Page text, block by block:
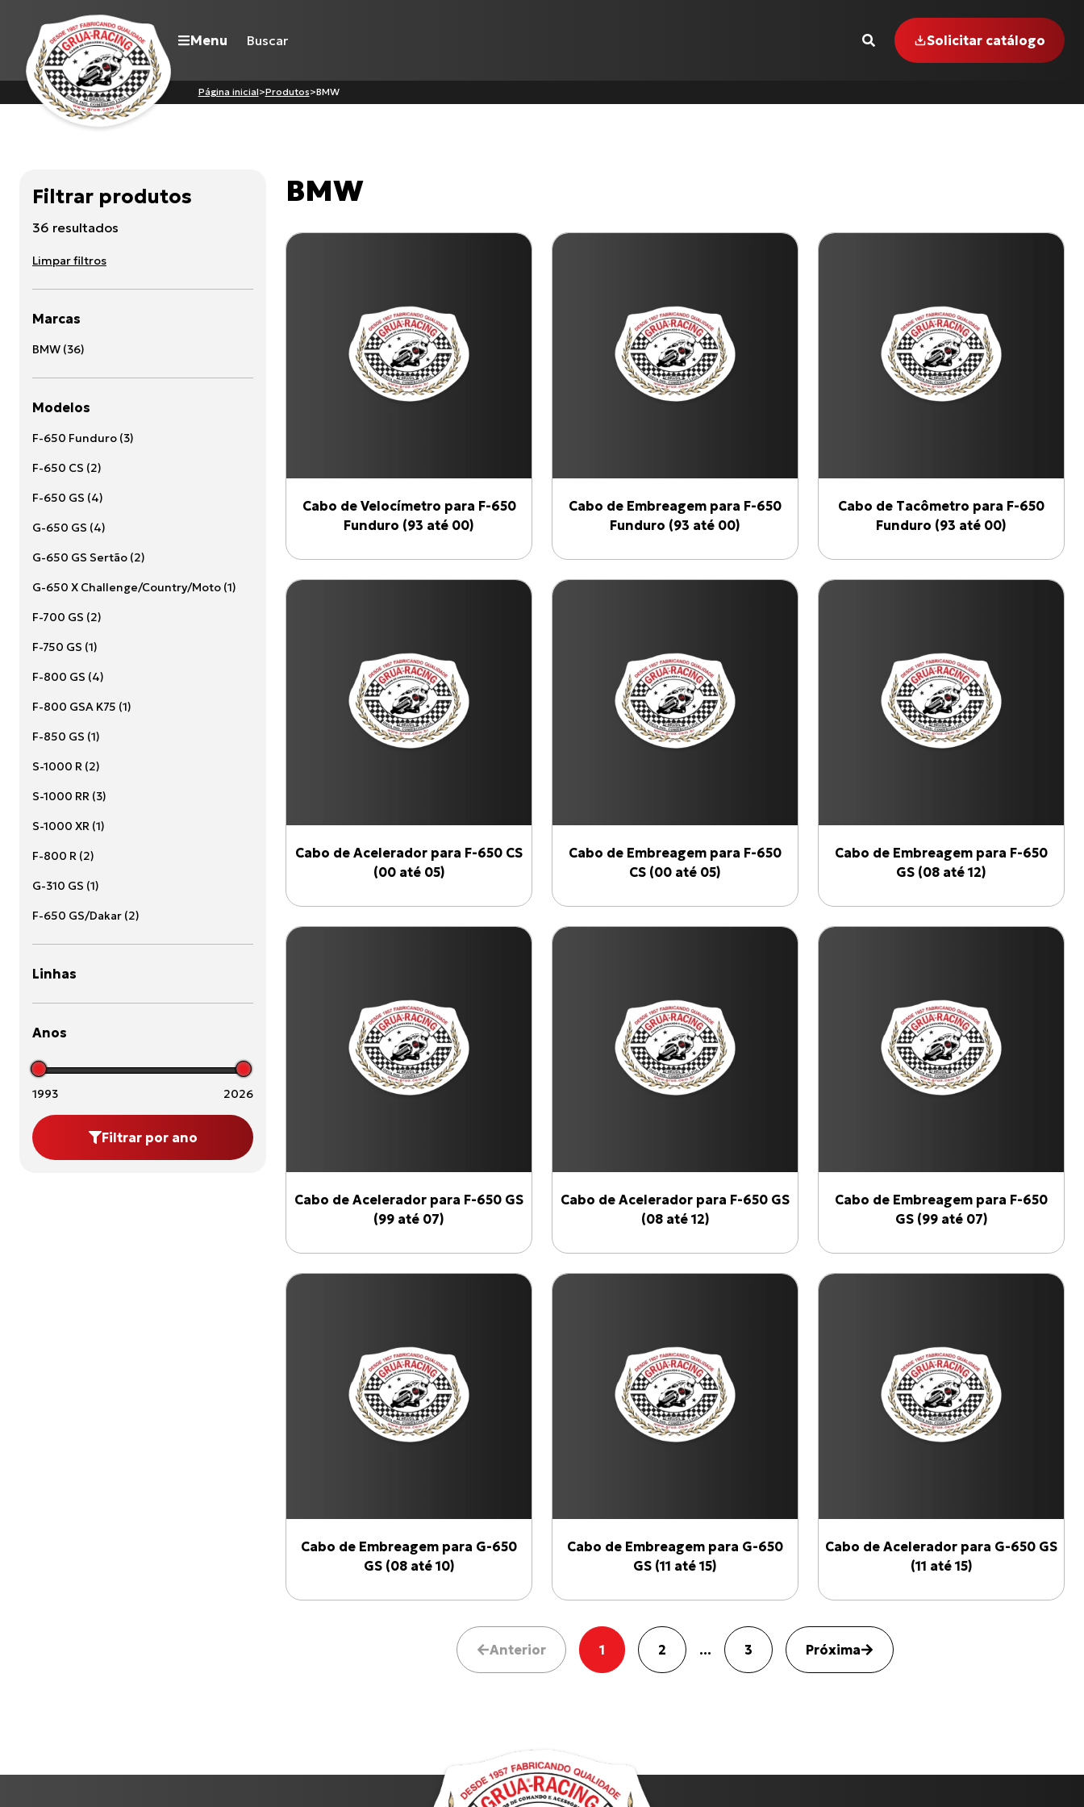
Menu
Nossa história
Qualidade Grua
Seja revendedor
Cabo de Embreagem para S-1000 R (17 até 18)
Solicitar catálogo
Página inicial>Produtos>BMW
Filtrar produtos
36 resultados
Limpar filtros
Marcas
BMW (36)
Modelos
F-650 Funduro (3)
F-650 CS (2)
F-650 GS (4)
G-650 GS (4)
G-650 GS Sertão (2)
G-650 X Challenge/Country/Moto (1)
F-700 GS (2)
F-750 GS (1)
F-800 GS (4)
F-800 GSA K75 (1)
F-850 GS (1)
S-1000 R (2)
S-1000 RR (3)
S-1000 XR (1)
F-800 R (2)
G-310 GS (1)
F-650 GS/Dakar (2)
Linhas
Anos
1993 2026
Filtrar por ano
BMW
Cabo de Velocímetro para F-650
Funduro (93 até 00)
Cabo de Embreagem para F-650
Funduro (93 até 00)
Cabo de Tacômetro para F-650
Funduro (93 até 00)
Cabo de Acelerador para F-650 CS
(00 até 05)
Cabo de Embreagem para F-650
CS (00 até 05)
Cabo de Embreagem para F-650
GS (08 até 12)
Cabo de Acelerador para F-650 GS
(99 até 07)
Cabo de Acelerador para F-650 GS
(08 até 12)
Cabo de Embreagem para F-650
GS (99 até 07)
Cabo de Embreagem para G-650
GS (08 até 10)
Cabo de Embreagem para G-650
GS (11 até 15)
Cabo de Acelerador para G-650 GS
(11 até 15)
Anterior 1 2 ... 3 Próxima